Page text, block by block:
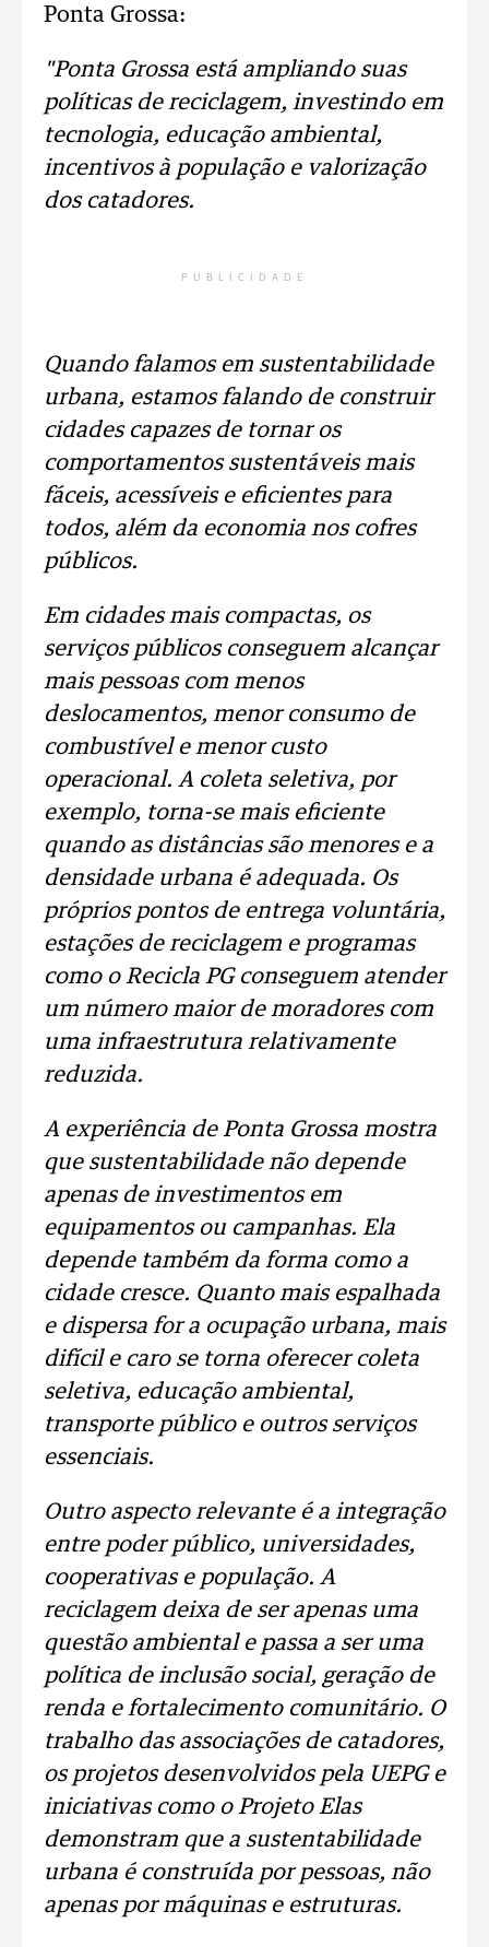
Ponta Grossa:
"Ponta Grossa está ampliando suas
políticas de reciclagem, investindo em
tecnologia, educação ambiental,
incentivos à população e valorização
dos catadores.
PUBLICIDADE
Quando falamos em sustentabilidade
urbana, estamos falando de construir
cidades capazes de tornar os
comportamentos sustentáveis mais
fáceis, acessíveis e eficientes para
todos, além da economia nos cofres
públicos.
Em cidades mais compactas, os
serviços públicos conseguem alcançar
mais pessoas com menos
deslocamentos, menor consumo de
combustível e menor custo
operacional. A coleta seletiva, por
exemplo, torna-se mais eficiente
quando as distâncias são menores e a
densidade urbana é adequada. Os
próprios pontos de entrega voluntária,
estações de reciclagem e programas
como o Recicla PG conseguem atender
um número maior de moradores com
uma infraestrutura relativamente
reduzida.
A experiência de Ponta Grossa mostra
que sustentabilidade não depende
apenas de investimentos em
equipamentos ou campanhas. Ela
depende também da forma como a
cidade cresce. Quanto mais espalhada
e dispersa for a ocupação urbana, mais
difícil e caro se torna oferecer coleta
seletiva, educação ambiental,
transporte público e outros serviços
essenciais.
Outro aspecto relevante é a integração
entre poder público, universidades,
cooperativas e população. A
reciclagem deixa de ser apenas uma
questão ambiental e passa a ser uma
política de inclusão social, geração de
renda e fortalecimento comunitário. O
trabalho das associações de catadores,
os projetos desenvolvidos pela UEPG e
iniciativas como o Projeto Elas
demonstram que a sustentabilidade
urbana é construída por pessoas, não
apenas por máquinas e estruturas.